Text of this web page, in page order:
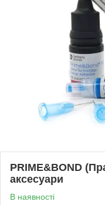
PRIME&BOND
аксесуари
В наявності